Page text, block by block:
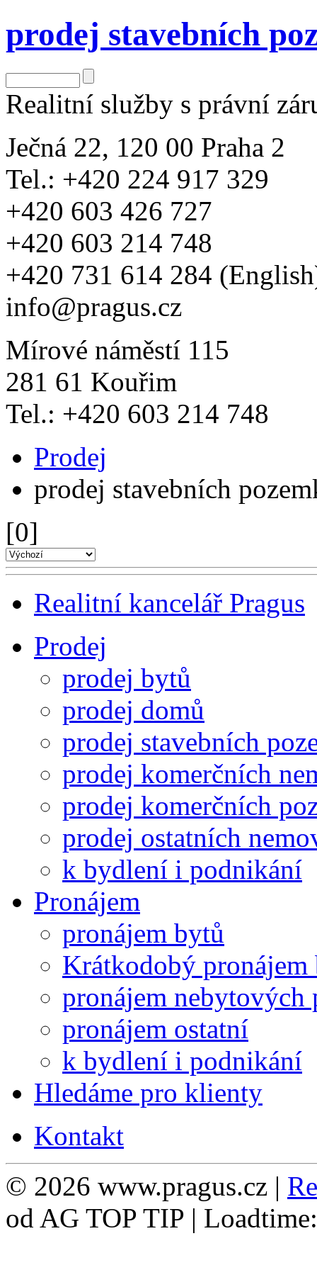
prodej stavebních
Realitní služby s právní
Ječná 22, 120 00 Praha 2
Tel.: +420 224 917 329
+420 603 426 727
+420 603 214 748
+420 731 614 284
info@pragus.cz
Mírové náměstí 115
281 61 Kouřim
Tel.: +420 603 214 748
Prodej
prodej stavebních
[0]
Realitní kancelář Pragus
Prodej
prodej bytů
prodej domů
prodej stavebních
prodej komerčních
prodej komerčních
prodej ostatních
k bydlení i podnikání
Pronájem
pronájem bytů
Krátkodobý pronájem
pronájem nebytových
pronájem ostatní
k bydlení i podnikání
Hledáme pro klienty
Kontakt
© 2026 www.pragus.cz |
od AG TOP TIP |